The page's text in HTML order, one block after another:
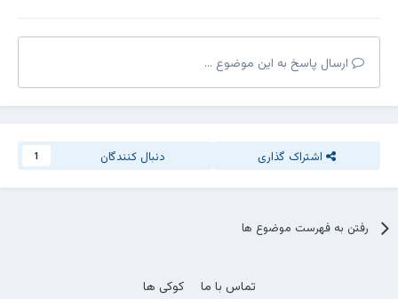
ارسال پاسخ به این موضوع ...
اشتراک گذاری دنبال کنندگان
رفتن به فهرست موضوع ها
تماس با ما
کوکی ها